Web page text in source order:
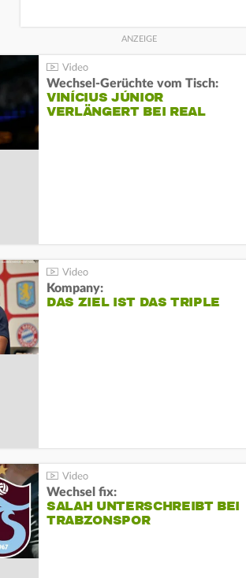
Wechsel-Gerüchte vom Tisch:
VINÍCIUS JÚNIOR
VERLÄNGERT BEI REAL
Kompany:
DAS ZIEL IST DAS TRIPLE
Wechsel fix:
SALAH UNTERSCHREIBT BEI
TRABZONSPOR